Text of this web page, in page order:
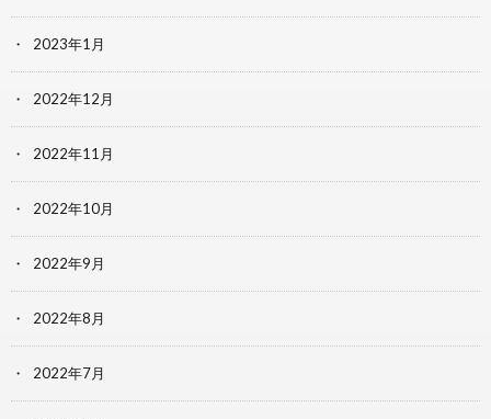
2023年1月
2022年12月
2022年11月
2022年10月
2022年9月
2022年8月
2022年7月